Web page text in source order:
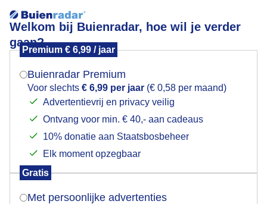
Welkom bij Buienradar, hoe wil je verder
gaan?
Premium € 6,99 / jaar
Buienradar Premium
Voor slechts € 6,99 per jaar (€ 0,58 per maand)
Advertentievrij en privacy veilig
Ontvang voor min. € 40,- aan cadeaus
10% donatie aan Staatsbosbeheer
Elk moment opzegbaar
Gratis
Met persoonlijke advertenties
Wolkenlucht
Mogen we je locatie gebruiken voor het
Indien je hier nog geen akkoord op hebt gegeven,
verschijnt er zo een pop-up uit je browser waarin
Is goed, toon de popup